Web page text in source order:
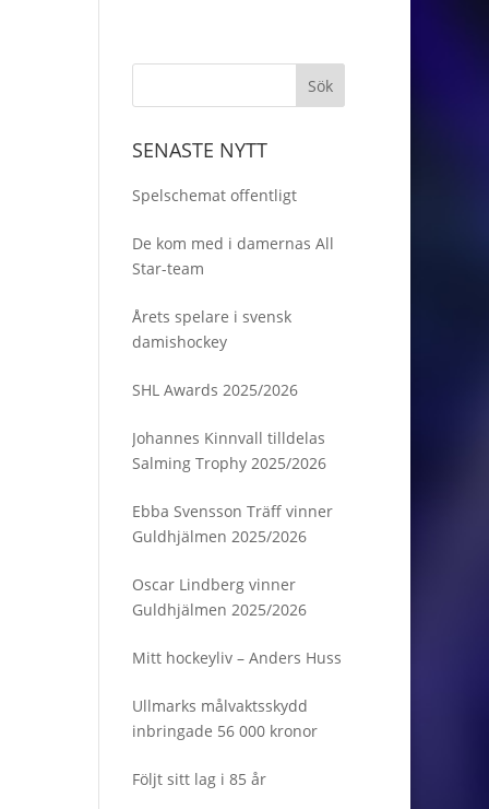
SENASTE NYTT
Spelschemat offentligt
De kom med i damernas All
Star-team
Årets spelare i svensk
damishockey
SHL Awards 2025/2026
Johannes Kinnvall tilldelas
Salming Trophy 2025/2026
Ebba Svensson Träff vinner
Guldhjälmen 2025/2026
Oscar Lindberg vinner
Guldhjälmen 2025/2026
Mitt hockeyliv – Anders Huss
Ullmarks målvaktsskydd
inbringade 56 000 kronor
Följt sitt lag i 85 år